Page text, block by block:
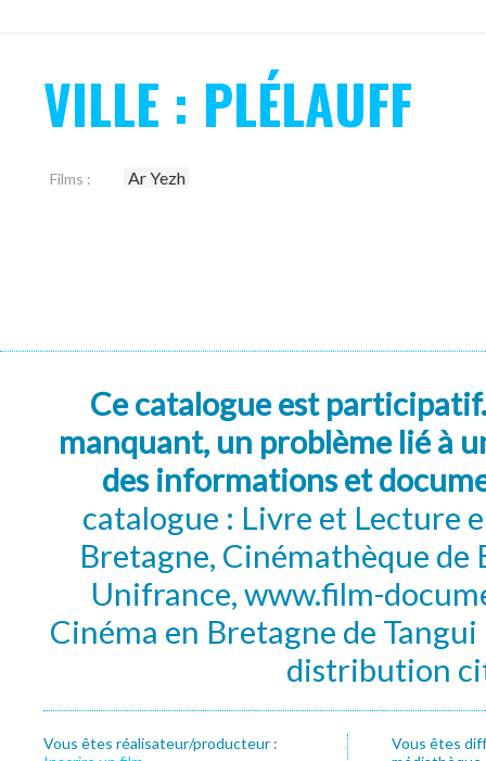
VILLE : PLÉLAUFF
Films : Ar Yezh
Ce catalogue est
manquant, un problème lié à
des informations et
catalogue : Livre et Lecture
Bretagne, Cinémathèque de
Unifrance, www.film-
Cinéma en Bretagne de
distribution
Vous êtes réalisateur/producteur :
Vous êtes